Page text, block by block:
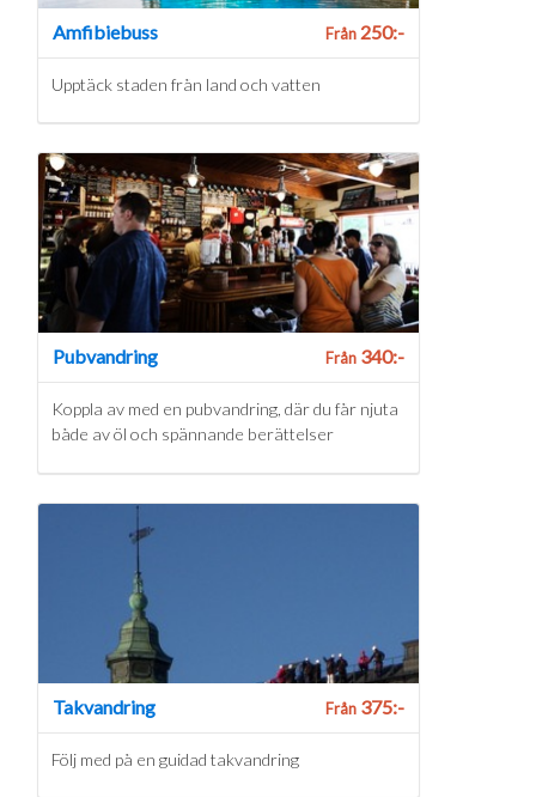
Amfibiebuss Från250:-
Upptäck staden från land och vatten
Pubvandring Från340:-
Koppla av med en pubvandring, där du får njuta
både av öl och spännande berättelser
Takvandring Från375:-
Följ med på en guidad takvandring